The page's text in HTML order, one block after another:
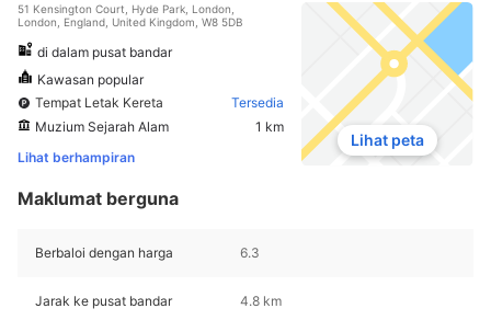
51 Kensington Court, Hyde Park, London,
London, England, United Kingdom, W8 5DB
di dalam pusat bandar
Kawasan popular
Tempat Letak Kereta
Tersedia
Muzium Sejarah Alam
1 km
Lihat berhampiran
Lihat peta
Maklumat berguna
Berbaloi dengan harga 6.3
Jarak ke pusat bandar 4.8 km